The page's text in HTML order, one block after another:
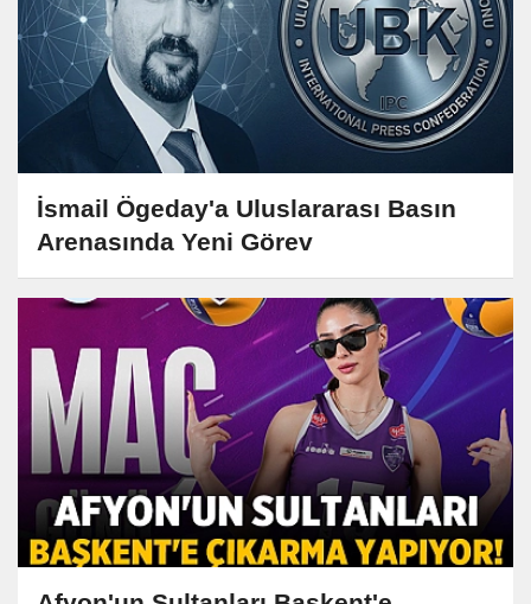
İsmail Ögeday'a Uluslararası Basın
Arenasında Yeni Görev